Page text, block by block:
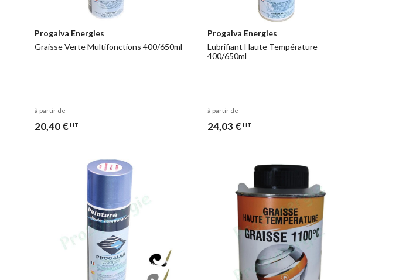
Progalva Energies
Graisse Verte Multifonctions 400/650ml
à partir de
20,40 €HT
Progalva Energies
Lubrifiant Haute Température
400/650ml
à partir de
24,03 €HT